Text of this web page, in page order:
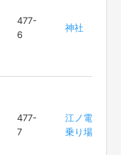
477-
6
神社
477-
7
江ノ電
乗り場